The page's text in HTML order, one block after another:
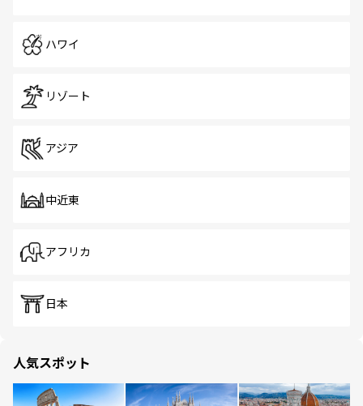
ハワイ
リゾート
アジア
中近東
アフリカ
日本
人気スポット